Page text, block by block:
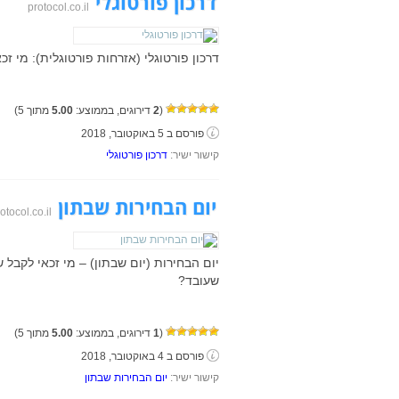
protocol.co.il
דרכון פורטוגלי (אזרחות פורטוגלית): מי
(
2 דירוגים, בממוצע: 5.00 מתוך 5)
פורסם ב 5 באוקטובר, 2018
קישור ישיר: דרכון פורטוגלי
יום הבחירות שבתון
יום הבחירות (יום שבתון) – מי זכאי
שעובד?
(
1 דירוגים, בממוצע: 5.00 מתוך 5)
פורסם ב 4 באוקטובר, 2018
קישור ישיר: יום הבחירות שבתון